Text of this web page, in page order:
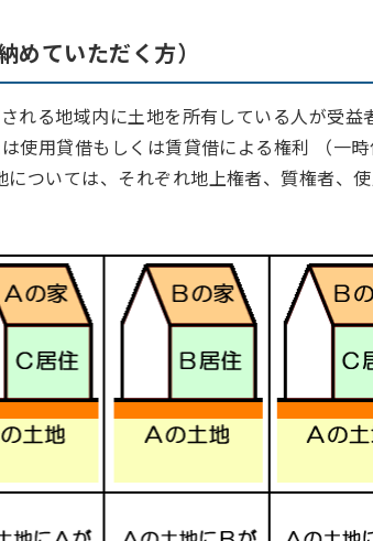
ていただく方）
れる地域内に土地を所有している人が受益
使用貸借もしくは賃貸借による権利 （一
については、それぞれ地上権者、質権者、